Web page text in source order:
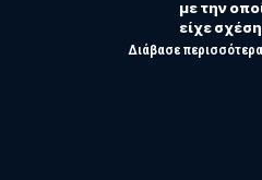
με την
είχε σχέση
Διάβασε περισσότερα